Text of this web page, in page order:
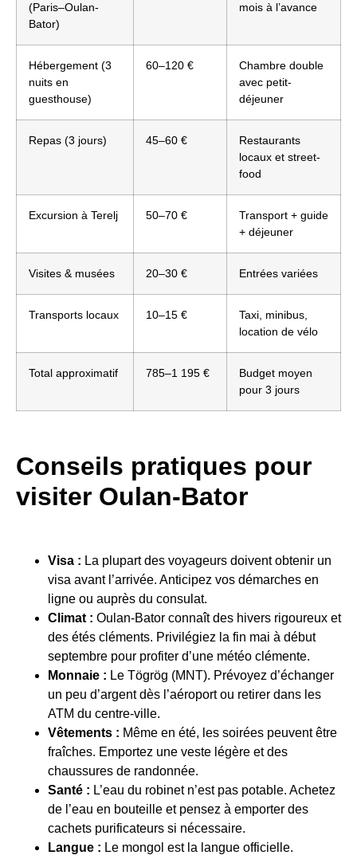
(Paris–Oulan-
Bator)
mois à l’avance
Hébergement (3
nuits en
guesthouse)
60–120 €
Chambre double
avec petit-
déjeuner
Repas (3 jours) 45–60 €
Restaurants
locaux et street-
food
Excursion à Terelj 50–70 €
Transport + guide
+ déjeuner
Visites & musées 20–30 € Entrées variées
Transports locaux 10–15 €
Taxi, minibus,
location de vélo
Total approximatif 785–1 195 €
Budget moyen
pour 3 jours
Conseils pratiques pour
visiter Oulan-Bator
Visa : La plupart des voyageurs doivent obtenir un
visa avant l’arrivée. Anticipez vos démarches en
ligne ou auprès du consulat.
Climat : Oulan-Bator connaît des hivers rigoureux et
des étés cléments. Privilégiez la fin mai à début
septembre pour profiter d’une météo clémente.
Monnaie : Le Tögrög (MNT). Prévoyez d’échanger
un peu d’argent dès l’aéroport ou retirer dans les
ATM du centre-ville.
Vêtements : Même en été, les soirées peuvent être
fraîches. Emportez une veste légère et des
chaussures de randonnée.
Santé : L’eau du robinet n’est pas potable. Achetez
de l’eau en bouteille et pensez à emporter des
cachets purificateurs si nécessaire.
Langue : Le mongol est la langue officielle.